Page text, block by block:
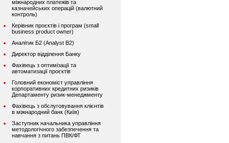
міжнародних платежів та
казначейських операцій (валютний
контроль)
Керівник проєктів і програм (small
business product owner)
Аналітик Б2 (Analyst B2)
Директор відділення Банку
Фахівець з оптимізації та
автоматизації проєктів
Головний економіст управління
корпоративних кредитних ризиків
Департаменту ризик-менеджменту
Фахівець з обслуговування клієнтів
в міжнародний банк (Київ)
Заступник начальника управління
методологічного забезпечення та
навчання з питань ПВК/ФТ